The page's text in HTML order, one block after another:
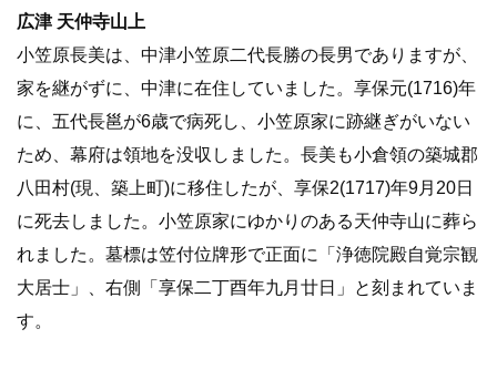
広津 天仲寺山上
小笠原長美は、中津小笠原二代長勝の長男でありますが、
家を継がずに、中津に在住していました。享保元(1716)年
に、五代長邕が6歳で病死し、小笠原家に跡継ぎがいない
ため、幕府は領地を没収しました。長美も小倉領の築城郡
八田村(現、築上町)に移住したが、享保2(1717)年9月20日
に死去しました。小笠原家にゆかりのある天仲寺山に葬ら
れました。墓標は笠付位牌形で正面に「浄徳院殿自覚宗観
大居士」、右側「享保二丁酉年九月廿日」と刻まれていま
す。